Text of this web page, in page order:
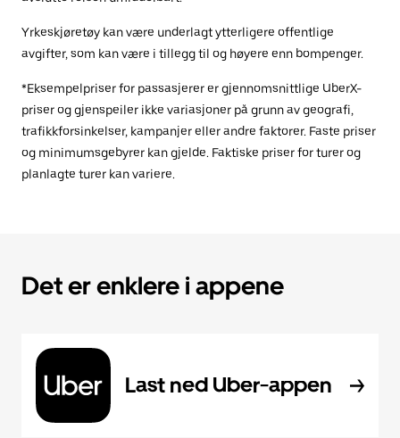
Yrkeskjøretøy kan være underlagt ytterligere offentlige
avgifter, som kan være i tillegg til og høyere enn bompenger.
*Eksempelpriser for passasjerer er gjennomsnittlige UberX-
priser og gjenspeiler ikke variasjoner på grunn av geografi,
trafikkforsinkelser, kampanjer eller andre faktorer. Faste priser
og minimumsgebyrer kan gjelde. Faktiske priser for turer og
planlagte turer kan variere.
Det er enklere i appene
Last ned Uber-appen